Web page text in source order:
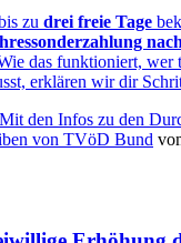
zu drei freie Tage
das funktioniert, wer
erklären wir dir
den Infos zu den
von TVöD Bund